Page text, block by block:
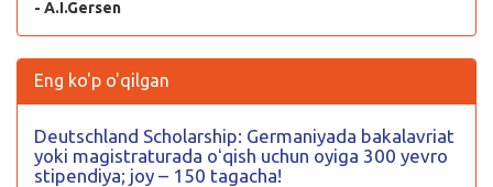
- A.I.Gersen
Eng ko'p o'qilgan
Deutschland Scholarship: Germaniyada bakalavriat
yoki magistraturada oʻqish uchun oyiga 300 yevro
stipendiya; joy – 150 tagacha!